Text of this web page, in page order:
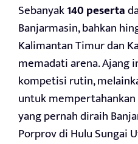
Sebanyak140 peserta
Banjarmasin, bahkan
Kalimantan Timur dan
memadati arena. Ajang
kompetisi rutin,
untuk
yang pernah diraih
Porprov di Hulu Sungai